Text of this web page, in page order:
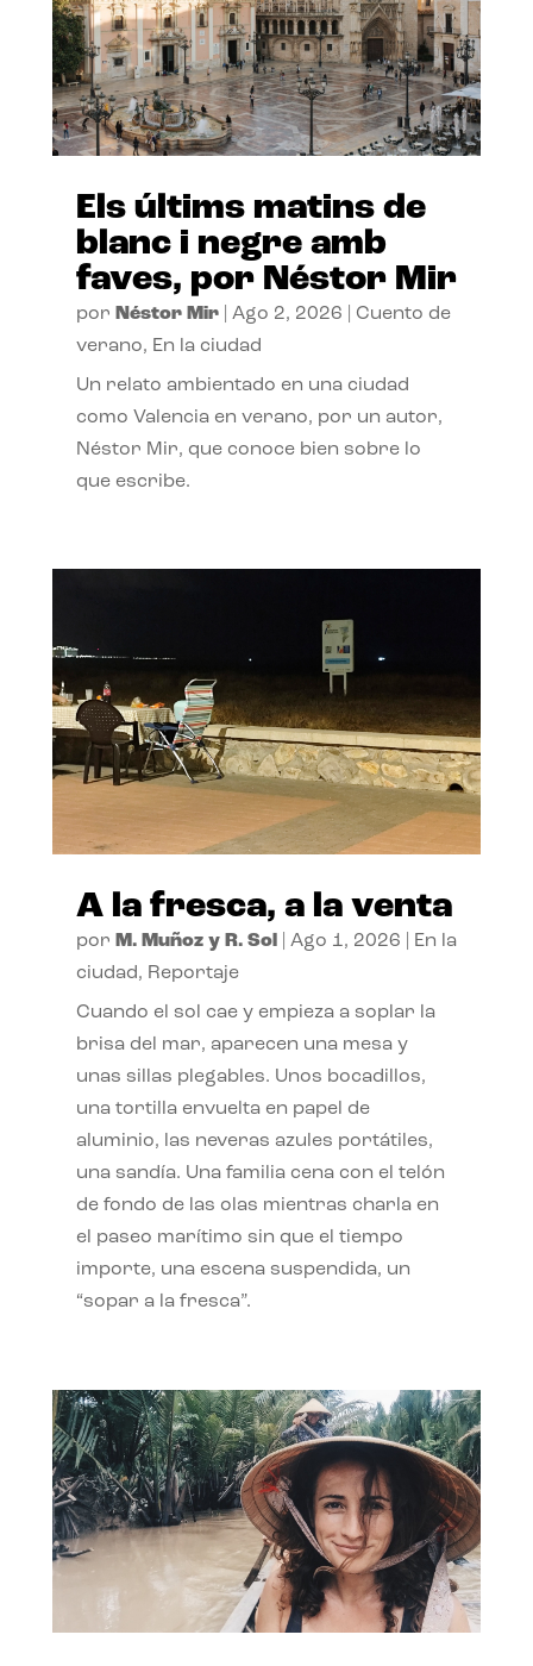
Els últims matins de
blanc i negre amb
faves, por Néstor Mir
por Néstor Mir| Ago 2, 2026
Cuento de
verano, En la ciudad
Un relato ambientado en una ciudad
como Valencia en verano, por un autor,
Néstor Mir, que conoce bien sobre lo
que escribe.
A la fresca, a la venta
por M. Muñoz y R. Sol| Ago 1, 2026
En la
ciudad, Reportaje
Cuando el sol cae y empieza a soplar la
brisa del mar, aparecen una mesa y
unas sillas plegables. Unos bocadillos,
una tortilla envuelta en papel de
aluminio, las neveras azules portátiles,
una sandía. Una familia cena con el telón
de fondo de las olas mientras charla en
el paseo marítimo sin que el tiempo
importe, una escena suspendida, un
“sopar a la fresca”.